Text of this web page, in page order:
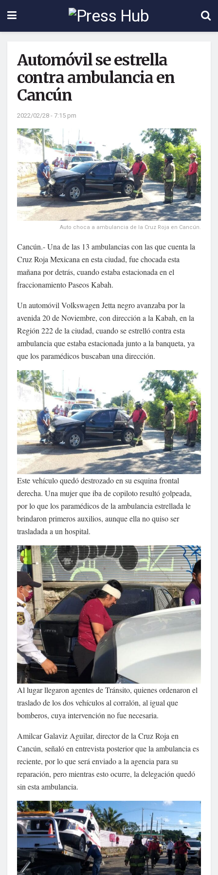
Automóvil se estrella
contra ambulancia en
Cancún
2022/02/28 - 7:15 pm
Auto choca a ambulancia de la Cruz Roja en Cancún.
Cancún.- Una de las 13 ambulancias con las que cuenta la
Cruz Roja Mexicana en esta ciudad, fue chocada esta
mañana por detrás, cuando estaba estacionada en el
fraccionamiento Paseos Kabah.
Un automóvil Volkswagen Jetta negro avanzaba por la
avenida 20 de Noviembre, con dirección a la Kabah, en la
Región 222 de la ciudad, cuando se estrelló contra esta
ambulancia que estaba estacionada junto a la banqueta, ya
que los paramédicos buscaban una dirección.
Este vehículo quedó destrozado en su esquina frontal
derecha. Una mujer que iba de copiloto resultó golpeada,
por lo que los paramédicos de la ambulancia estrellada le
brindaron primeros auxilios, aunque ella no quiso ser
trasladada a un hospital.
Al lugar llegaron agentes de Tránsito, quienes ordenaron el
traslado de los dos vehículos al corralón, al igual que
bomberos, cuya intervención no fue necesaria.
Amilcar Galaviz Aguilar, director de la Cruz Roja en
Cancún, señaló en entrevista posterior que la ambulancia es
reciente, por lo que será enviado a la agencia para su
reparación, pero mientras esto ocurre, la delegación quedó
sin esta ambulancia.